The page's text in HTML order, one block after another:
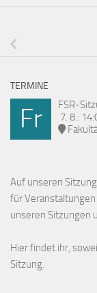
TERMINE
Fr
FSR-
7. 8.:
Auf unseren
für
unseren Sitzungen
Hier findet ihr,
Sitzung.